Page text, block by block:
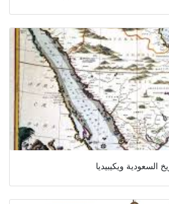
السعودية ويكيبيديا